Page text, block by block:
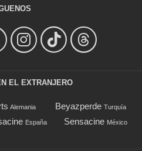
EL EXTRANJERO
Alemania Beyazperde Turquía
España Sensacine México